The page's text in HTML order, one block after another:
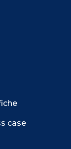
case